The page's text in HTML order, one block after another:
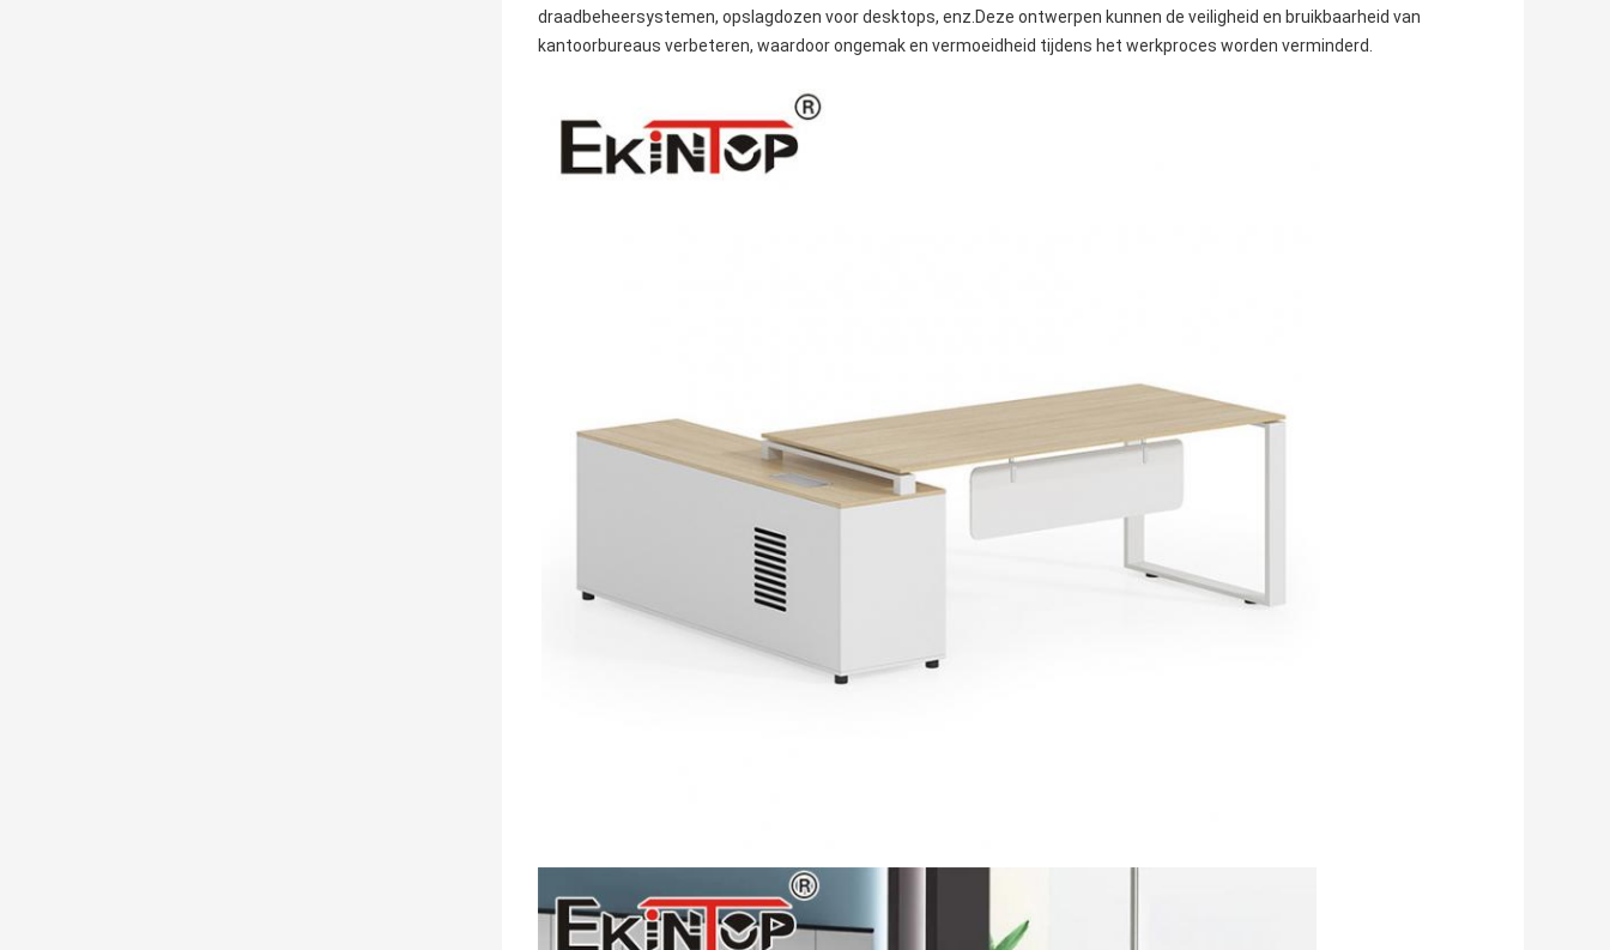
draadbeheersystemen, opslagdozen voor desktops, enz.Deze ontwerpen kunnen de veiligheid en bruikbaarheid van
kantoorbureaus verbeteren, waardoor ongemak en vermoeidheid tijdens het werkproces worden verminderd.